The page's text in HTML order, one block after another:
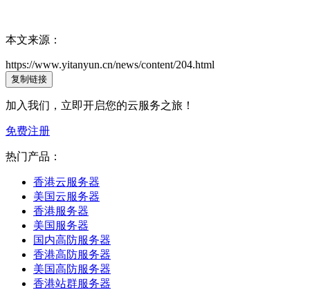
本文来源：
https://www.yitanyun.cn/news/content/204.html
复制链接
加入我们，立即开启您的云服务之旅！
免费注册
热门产品：
香港云服务器
美国云服务器
香港服务器
美国服务器
国内高防服务器
香港高防服务器
美国高防服务器
香港站群服务器